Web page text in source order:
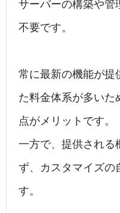
サーバーの構築や管
不要です。
常に最新の機能が提
た料金体系が多いた
点がメリットです。
一方で、提供される
ず、カスタマイズの
す。